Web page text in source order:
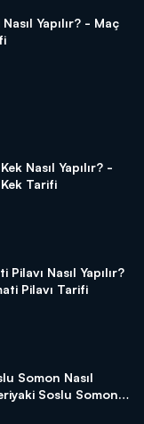
ürünler,
lezzet katmaya
Yapılır? - Maç
Nasıl Yapılır? -
Tarifi
Pilavı Nasıl Yapılır?
Pilavı Tarifi
Somon Nasıl
Soslu Somon